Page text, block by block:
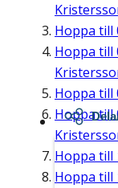
Hoppa till
Hoppa till
Hoppa till
Hoppa till
Hoppa till
Hoppa till